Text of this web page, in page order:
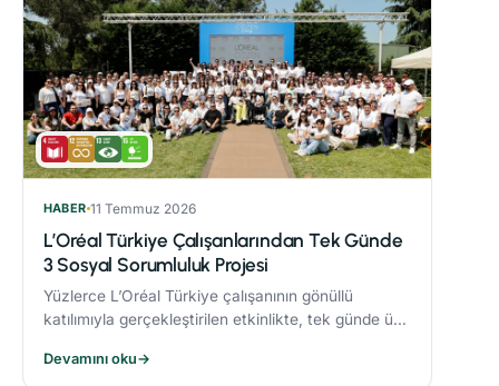
HABER 11 Temmuz 2026
L’Oréal Türkiye Çalışanlarından Tek Günde
3 Sosyal Sorumluluk Projesi
Yüzlerce L’Oréal Türkiye çalışanının gönüllü
katılımıyla gerçekleştirilen etkinlikte, tek günde üç
Devamını oku→